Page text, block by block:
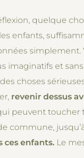
quelque
enfants,
simplement.
imaginatifs et
des choses
revenir dessus
peuvent toucher
commune,
ces enfants. Le